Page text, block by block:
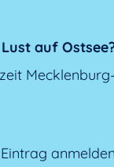
Lust auf
Eintrag anmelden